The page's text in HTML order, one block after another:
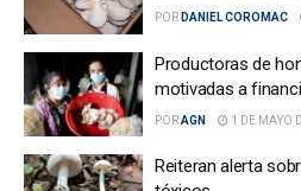
POR DANIEL COROMAC
Productoras de
motivadas a
PORAGN 1 DE MAYO
Reiteran alerta